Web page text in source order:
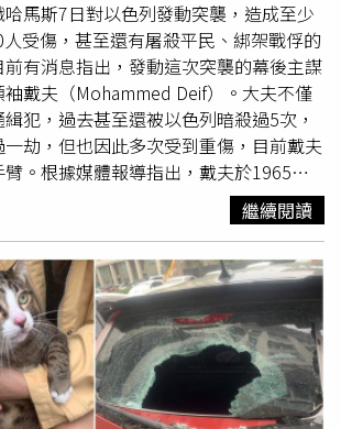
市副市長、環保局長、中油董事長，後
縣長，然而經歷氣爆、斷電官位還越做
怪貓。在高雄副市長、環保局長任內，因
負責人，遭到監察院彈劾以13比0全票
陳金德現在要當主委，隆大營建是不是
任信賴之友會秘書長，賴清德整個新政
原來競選班子，「果然是信賴政府，只
犬升天。」
馬斯7日對以色列發動突襲，造成至少
受傷，甚至還有屠殺平民、綁架戰俘的
有消息指出，發動這次突襲的幕後主謀
戴夫（Mohammed Deif）。大夫不僅
犯，過去甚至還被以色列暗殺過5次，
劫，但也因此多次受到重傷，目前戴夫
。根據媒體報導指出，戴夫於1965年
尼斯（Khan Younis）出生，於1987年
著哈馬斯的腳步攻擊以色列，用著極快
年開始就率領哈馬斯的卡桑旅，但也因
通緝犯。為此，以色列先後曾對戴夫發
中包含2001年、2002年襲擊座車、
襲噢2021年5月，但幾次暗殺行動都讓
因為暗殺的關係，妻子與小孩不幸喪
傷，目前傳出戴夫的一隻眼睛、雙腿與
動中失去，目前僅能靠輪椅行動。加薩
繼續閱讀